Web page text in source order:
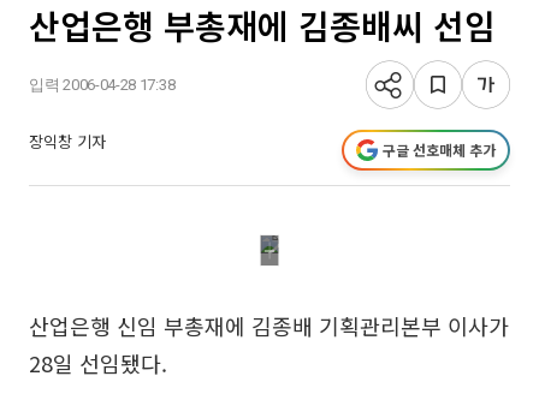
산업은행 부총재에 김종배씨 선임
입력 2006-04-28 17:38
장익창 기자 구글 선호매체 추가
산업은행 신임 부총재에 김종배 기획관리본부 이사가
28일 선임됐다.